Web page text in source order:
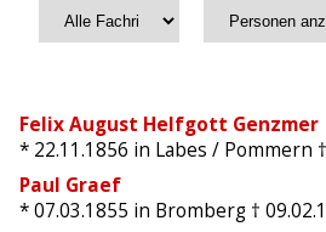
Felix August Helfgott Genzmer
* 22.11.1856 in Labes / Pommern
Paul Graef
* 07.03.1855 in Bromberg †